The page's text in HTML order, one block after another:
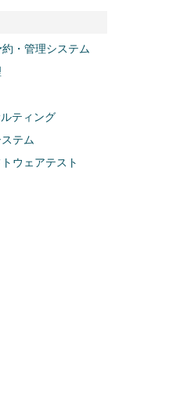
・管理システム
ティング
テム
ウェアテスト